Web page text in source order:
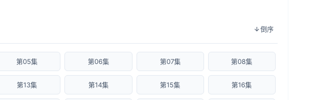
倒序
第05集 第06集 第07集 第08集
第13集 第14集 第15集 第16集